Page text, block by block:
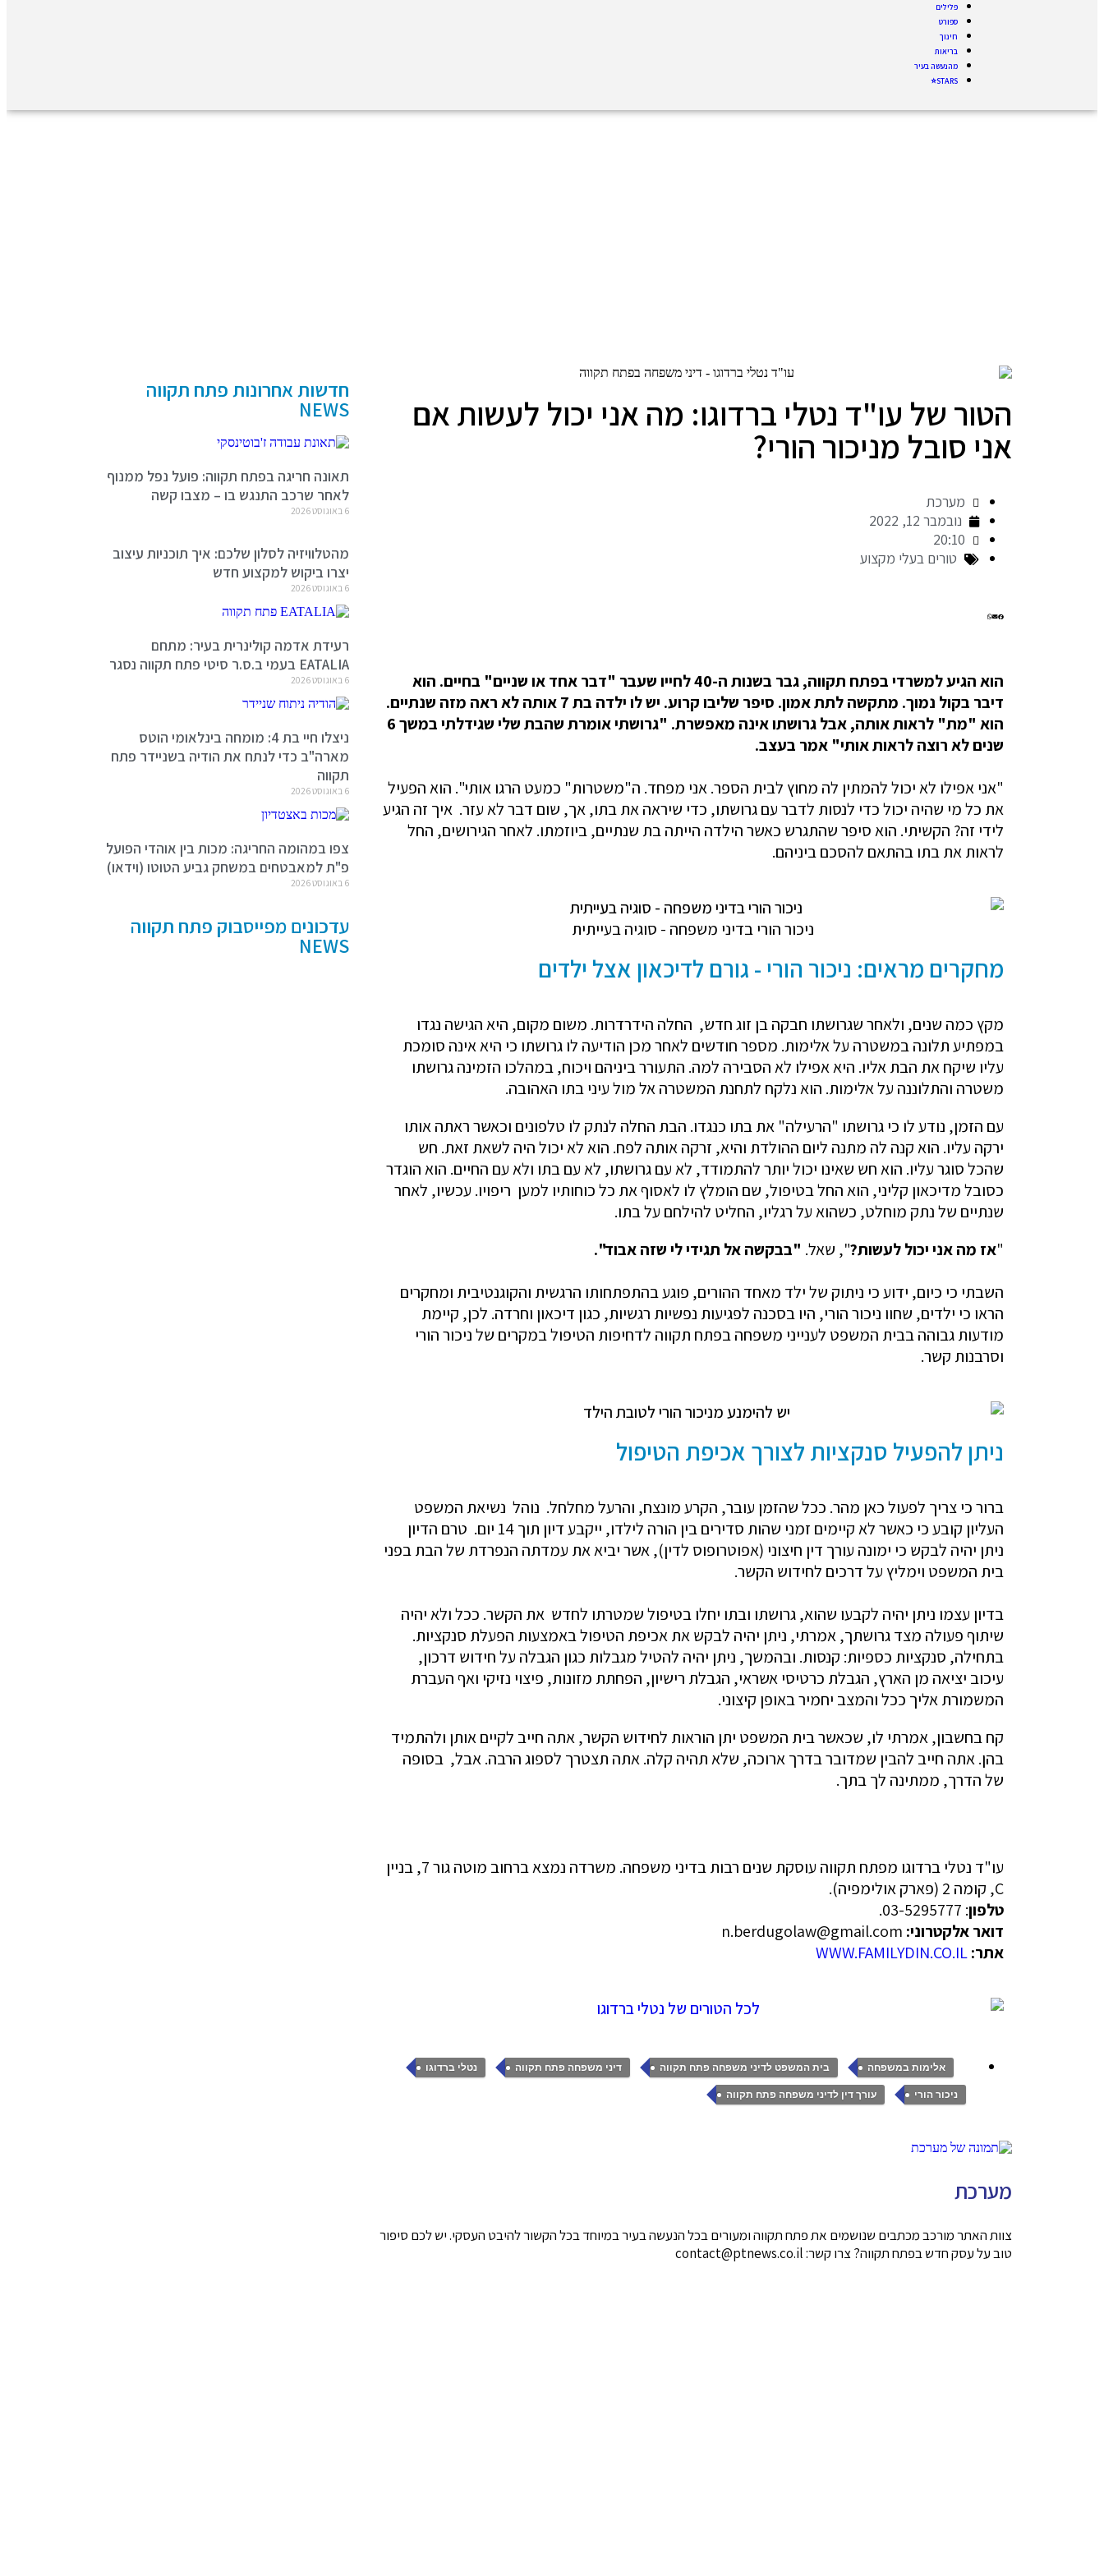
פלילים
ספורט
חינוך
בריאות
מהנעשה בעיר
STARS⭐
הטור של עו"ד נטלי ברדוגו: מה אני יכול לעשות אם
אני סובל מניכור הורי?
מערכת
נובמבר 12, 2022
20:10
טורים בעלי מקצוע
הוא הגיע למשרדי בפתח תקווה, גבר בשנות ה-40 לחייו שעבר "דבר אחד או שניים" בחיים. הוא
דיבר בקול נמוך. מתקשה לתת אמון. סיפר שליבו קרוע. יש לו ילדה בת 7 אותה לא ראה מזה שנתיים.
הוא "מת" לראות אותה, אבל גרושתו אינה מאפשרת. "גרושתי אומרת שהבת שלי שגידלתי במשך 6
שנים לא רוצה לראות אותי" אמר בעצב.
"אני אפילו לא יכול להמתין לה מחוץ לבית הספר. אני מפחד. ה"משטרות" כמעט הרגו אותי". הוא הפעיל
את כל מי שהיה יכול כדי לנסות לדבר עם גרושתו, כדי שיראה את בתו, אך, שום דבר לא עזר. איך זה הגיע
לידי זה? הקשיתי. הוא סיפר שהתגרש כאשר הילדה הייתה בת שנתיים, ביוזמתו. לאחר הגירושים, החל
לראות את בתו בהתאם להסכם ביניהם.
ניכור הורי בדיני משפחה - סוגיה בעייתית
מחקרים מראים: ניכור הורי - גורם לדיכאון אצל ילדים
מקץ כמה שנים, ולאחר שגרושתו חבקה בן זוג חדש, החלה הידרדרות. משום מקום, היא הגישה נגדו
במפתיע תלונה במשטרה על אלימות. מספר חודשים לאחר מכן הודיעה לו גרושתו כי היא אינה סומכת
עליו שיקח את הבת אליו. היא אפילו לא הסבירה למה. התעורר ביניהם ויכוח, במהלכו הזמינה גרושתו
משטרה והתלוננה על אלימות. הוא נלקח לתחנת המשטרה אל מול עיני בתו האהובה.
עם הזמן, נודע לו כי גרושתו "הרעילה" את בתו כנגדו. הבת החלה לנתק לו טלפונים וכאשר ראתה אותו
ירקה עליו. הוא קנה לה מתנה ליום ההולדת והיא, זרקה אותה לפח. הוא לא יכול היה לשאת זאת. חש
שהכל סוגר עליו. הוא חש שאינו יכול יותר להתמודד, לא עם גרושתו, לא עם בתו ולא עם החיים. הוא הוגדר
כסובל מדיכאון קליני, הוא החל בטיפול, שם הומלץ לו לאסוף את כל כוחותיו למען ריפויו. עכשיו, לאחר
שנתיים של נתק מוחלט, כשהוא על רגליו, החליט להילחם על בתו.
"אז מה אני יכול לעשות?", שאל. "בבקשה אל תגידי לי שזה אבוד".
השבתי כי כיום, ידוע כי ניתוק של ילד מאחד ההורים, פוגע בהתפתחותו הרגשית והקוגנטיבית ומחקרים
הראו כי ילדים, שחוו ניכור הורי, היו בסכנה לפגיעות נפשיות רגשיות, כגון דיכאון וחרדה. לכן, קיימת
מודעות גבוהה בבית המשפט לענייני משפחה בפתח תקווה לדחיפות הטיפול במקרים של ניכור הורי
וסרבנות קשר.
ניתן להפעיל סנקציות לצורך אכיפת הטיפול
ברור כי צריך לפעול כאן מהר. ככל שהזמן עובר, הקרע מונצח, והרעל מחלחל. נוהל נשיאת המשפט
העליון קובע כי כאשר לא קיימים זמני שהות סדירים בין הורה לילדו, ייקבע דיון תוך 14 יום. טרם הדיון
ניתן יהיה לבקש כי ימונה עורך דין חיצוני (אפוטרופוס לדין), אשר יביא את עמדתה הנפרדת של הבת בפני
בית המשפט וימליץ על דרכים לחידוש הקשר.
בדיון עצמו ניתן יהיה לקבעו שהוא, גרושתו ובתו יחלו בטיפול שמטרתו לחדש את הקשר. ככל ולא יהיה
שיתוף פעולה מצד גרושתך, אמרתי, ניתן יהיה לבקש את אכיפת הטיפול באמצעות הפעלת סנקציות.
בתחילה, סנקציות כספיות: קנסות. ובהמשך, ניתן יהיה להטיל מגבלות כגון הגבלה על חידוש דרכון,
עיכוב יציאה מן הארץ, הגבלת כרטיסי אשראי, הגבלת רישיון, הפחתת מזונות, פיצוי נזיקי ואף העברת
המשמורת אליך ככל והמצב יחמיר באופן קיצוני.
קח בחשבון, אמרתי לו, שכאשר בית המשפט יתן הוראות לחידוש הקשר, אתה חייב לקיים אותן ולהתמיד
בהן. אתה חייב להבין שמדובר בדרך ארוכה, שלא תהיה קלה. אתה תצטרך לספוג הרבה. אבל, בסופה
של הדרך, ממתינה לך בתך.
עו"ד נטלי ברדוגו מפתח תקווה עוסקת שנים רבות בדיני משפחה. משרדה נמצא ברחוב מוטה גור 7, בניין
C, קומה 2 (פארק אולימפיה).
טלפון: 03-5295777.
דואר אלקטרוני:
אתר:WWW.FAMILYDIN.CO.IL
אלימות במשפחה , בית המשפט לדיני משפחה פתח תקווה , דיני משפחה פתח תקווה , נטלי ברדוגו ,
ניכור הורי , עורך דין לדיני משפחה פתח תקווה
מערכת
צוות האתר מורכב מכתבים שנושמים את פתח תקווה ומעורים בכל הנעשה בעיר במיוחד בכל הקשור להיבט העסקי. יש לכם סיפור
טוב על עסק חדש בפתח תקווה? צרו קשר: contact@ptnews.co.il
חדשות אחרונות פתח תקווה
NEWS
תאונה חריגה בפתח תקווה: פועל נפל ממנוף
לאחר שרכב התנגש בו – מצבו קשה
6 באוגוסט 2026
מהטלוויזיה לסלון שלכם: איך תוכניות עיצוב
יצרו ביקוש למקצוע חדש
6 באוגוסט 2026
רעידת אדמה קולינרית בעיר: מתחם
EATALIA בעמי ב.ס.ר סיטי פתח תקווה נסגר
6 באוגוסט 2026
ניצלו חיי בת 4: מומחה בינלאומי הוטס
מארה"ב כדי לנתח את הודיה בשניידר פתח
תקווה
6 באוגוסט 2026
צפו במהומה החריגה: מכות בין אוהדי הפועל
פ"ת למאבטחים במשחק גביע הטוטו (וידאו)
6 באוגוסט 2026
עדכונים מפייסבוק פתח תקווה
NEWS